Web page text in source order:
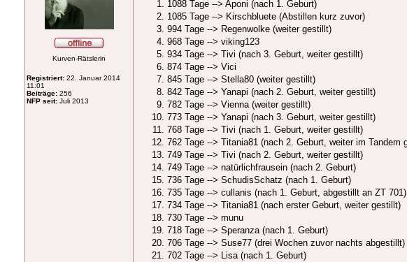
Kurven-Rätslerin
Registriert: 22. Januar 2014
11:01
Beiträge: 256
NFP seit: Juli 2013
1088 Tage --> Aponi (nach 1. Geburt)
1085 Tage --> Kirschbluete (Abstillen kurz zuvor)
994 Tage --> Regenwolke (weiter gestillt)
968 Tage --> viking123
934 Tage --> Tivi (nach 3. Geburt, weiter gestillt)
874 Tage --> Vici
845 Tage --> Stella80 (weiter gestillt)
842 Tage --> Yanapi (nach 2. Geburt, weiter gestillt)
782 Tage --> Vienna (weiter gestillt)
773 Tage --> Yanapi (nach 3. Geburt, weiter gestillt)
768 Tage --> Tivi (nach 1. Geburt, weiter gestillt)
762 Tage --> Titania81 (nach 2. Geburt, weiter im Tandem
749 Tage --> Tivi (nach 2. Geburt, weiter gestillt)
749 Tage --> natürlichfrausein (nach 2. Geburt)
736 Tage --> SchudisSchatz (nach 1. Geburt)
735 Tage --> cullanis (nach 1. Geburt, abgestillt an ZT 701)
734 Tage --> Titania81 (nach erster Geburt, weiter gestillt)
730 Tage --> munu
718 Tage --> Speranza (nach 1. Geburt)
706 Tage --> Suse77 (drei Wochen zuvor nachts abgestillt)
702 Tage --> Lisa (nach 1. Geburt)